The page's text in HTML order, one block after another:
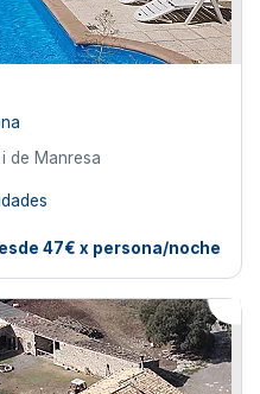
de Manresa
47€ x persona/noche